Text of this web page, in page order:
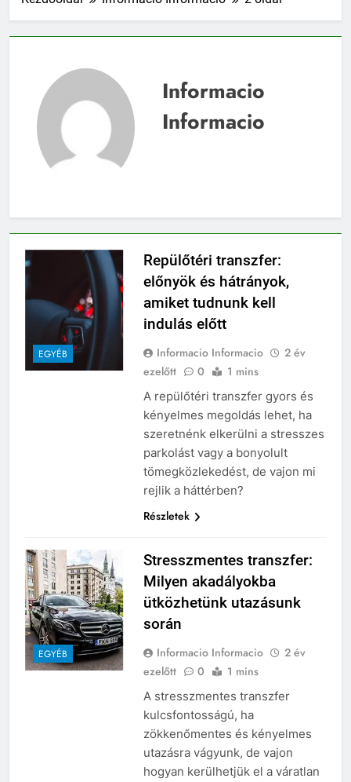
Informacio
Informacio
EGYÉB
Repülőtéri transzfer:
előnyök és hátrányok,
amiket tudnunk kell
indulás előtt
Informacio Informacio
2 év
ezelőtt
0 1 mins
A repülőtéri transzfer gyors és
kényelmes megoldás lehet, ha
szeretnénk elkerülni a stresszes
parkolást vagy a bonyolult
tömegközlekedést, de vajon mi
rejlik a háttérben?
Részletek
EGYÉB
Stresszmentes transzfer:
Milyen akadályokba
ütközhetünk utazásunk
során
Informacio Informacio
2 év
ezelőtt
0 1 mins
A stresszmentes transzfer
kulcsfontosságú, ha
zökkenőmentes és kényelmes
utazásra vágyunk, de vajon
hogyan kerülhetjük el a váratlan